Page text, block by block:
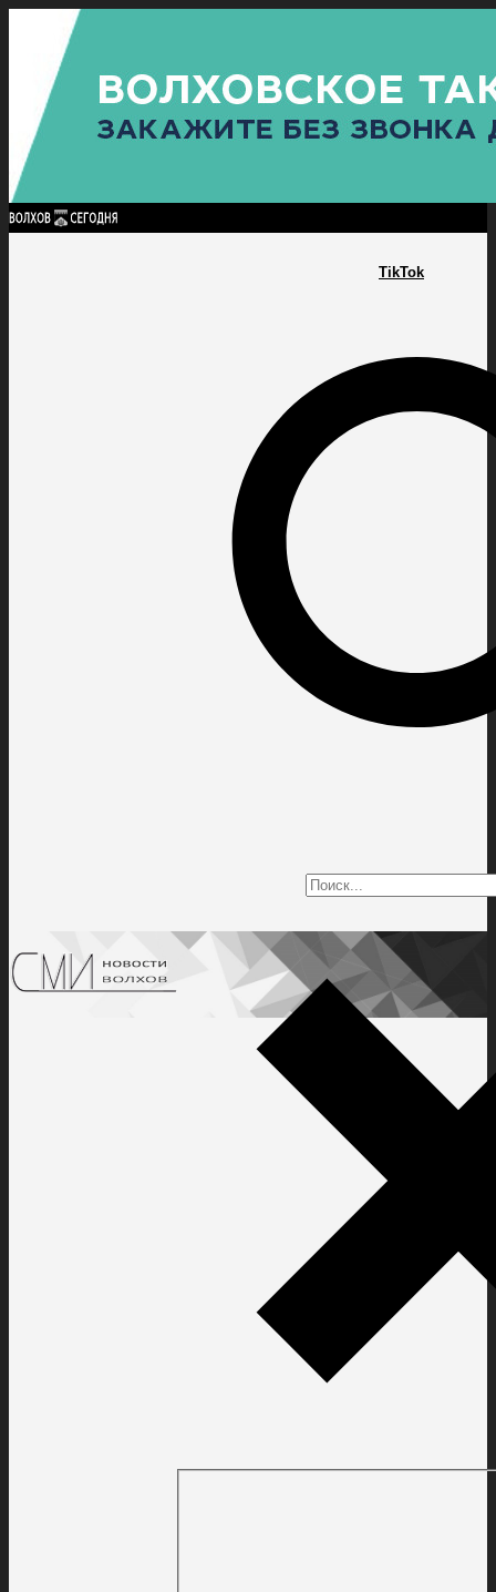
TikTok
Найти:
ГЛАВНАЯ ПОЛИТИКАПРОИСШЕСТВИЯ ПРОКУРАТУРАСПОРТ
ПОЛИТИКА
КУЛЬТУРА
ПОСЕЛЕНИЯ